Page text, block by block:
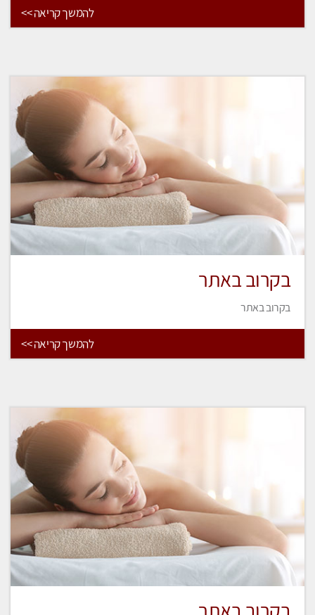
להמשך קריאה >>
בקרוב באתר
בקרוב באתר
להמשך קריאה >>